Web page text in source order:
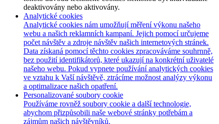
deaktivovány nebo aktivovány.
Analytické cookies
Analytické cookies nám umožňují měření výkonu našeho
webu a našich reklamních kampaní. Jejich pomocí určujeme
počet návštěv a zdroje návštěv našich internetových stránek.
Data získaná pomocí těchto cookies zpracováváme souhrnně,
bez použití identifikátorů, které ukazují na konkrétní uživatelé
našeho webu. Pokud vypnete používání analytických cookies
ve vztahu k Vaší návštěvě, ztrácíme možnost analýzy výkonu
a optimalizace našich opatření.
Personalizované soubory cookie
Používáme rovněž soubory cookie a další technologie,
abychom přizpůsobili naše webové stránky potřebám a
zájmům našich návštěvníků.